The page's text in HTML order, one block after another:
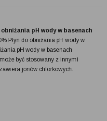
pH wody w basenach
Płyn do obniżania pH wody w
pH wody w basenach
być stosowany z innymi
jonów chlorkowych.